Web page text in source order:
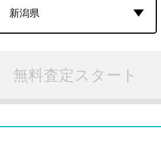
無料査定スタート